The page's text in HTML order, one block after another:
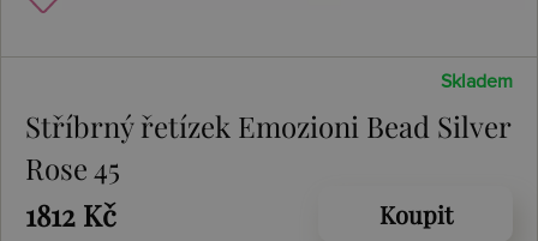
Skladem
Stříbrný řetízek Emozioni Bead Silver
Rose 45
1812 Kč
Koupit